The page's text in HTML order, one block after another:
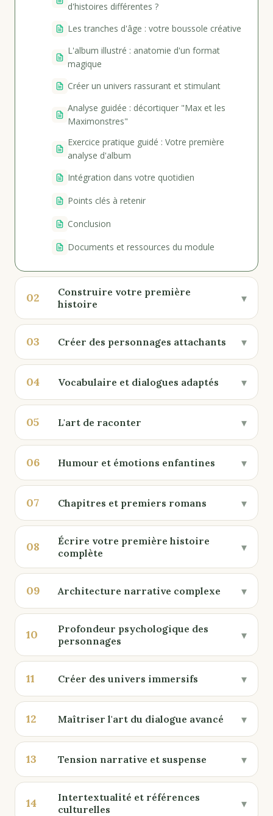
d'histoires différentes ?
Les tranches d'âge : votre boussole créative
L'album illustré : anatomie d'un format
magique
Créer un univers rassurant et stimulant
Analyse guidée : décortiquer "Max et les
Maximonstres"
Exercice pratique guidé : Votre première
analyse d'album
Intégration dans votre quotidien
Points clés à retenir
Conclusion
Documents et ressources du module
02
Construire votre première
histoire
▾
03 Créer des personnages attachants ▾
04 Vocabulaire et dialogues adaptés ▾
05 L'art de raconter ▾
06 Humour et émotions enfantines ▾
07 Chapitres et premiers romans ▾
08
Écrire votre première histoire
complète
▾
09 Architecture narrative complexe ▾
10
Profondeur psychologique des
personnages
▾
11 Créer des univers immersifs ▾
12 Maîtriser l'art du dialogue avancé ▾
13 Tension narrative et suspense ▾
14
Intertextualité et références
culturelles
▾